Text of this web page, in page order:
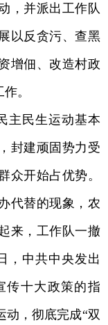
，并派出工作队
以反贪污、查黑
增佃、改造村政
。
主民生运动基本
封建顽固势力受
众开始占优势。
代替的现象，农
来，工作队一撤
，中共中央发出
传十大政策的指
动，彻底完成“双